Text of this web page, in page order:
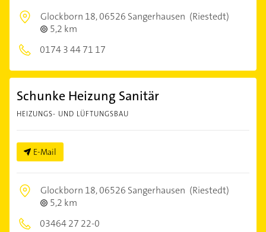
Glockborn 18,06526 Sangerhausen (Riestedt)
5,2 km
0174 3 44 71 17
Schunke Heizung Sanitär
HEIZUNGS- UND LÜFTUNGSBAU
E-Mail
Glockborn 18,06526 Sangerhausen (Riestedt)
5,2 km
03464 27 22-0